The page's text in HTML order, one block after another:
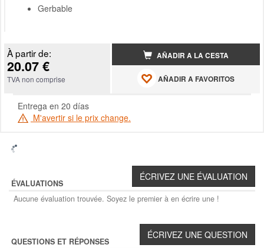
Gerbable
À partir de:
20.07 €
TVA non comprise
AÑADIR A LA CESTA
AÑADIR A FAVORITOS
Entrega en 20 días
M'avertir si le prix change.
ÉVALUATIONS
Aucune évaluation trouvée. Soyez le premier à en écrire une !
QUESTIONS ET RÉPONSES